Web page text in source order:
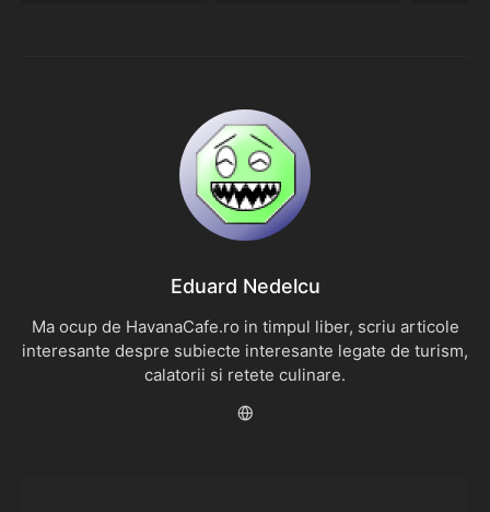
Eduard Nedelcu
Ma ocup de HavanaCafe.ro in timpul liber, scriu articole
interesante despre subiecte interesante legate de turism,
calatorii si retete culinare.